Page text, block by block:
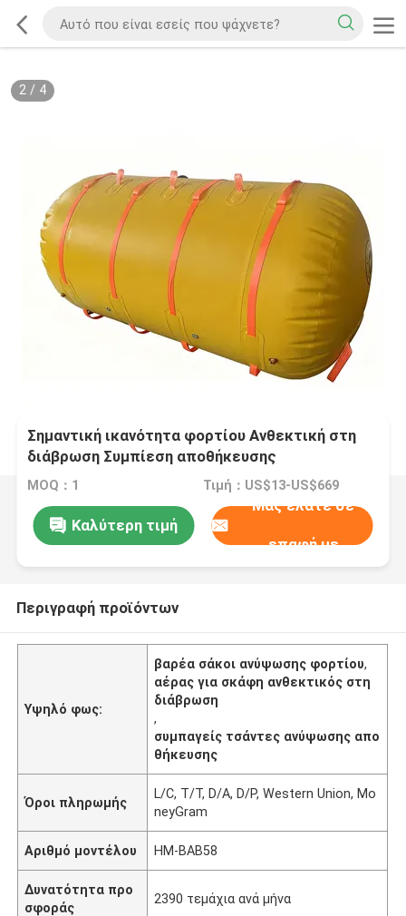
2/ 4
Σημαντική ικανότητα φορτίου Ανθεκτική στη
διάβρωση Συμπίεση αποθήκευσης
MOQ：1 Τιμή：US$13-US$669
Καλύτερη τιμή
Μας ελάτε σε
επαφή με
Περιγραφή προϊόντων
Υψηλό φως:
βαρέα σάκοι ανύψωσης φορτίου,
αέρας για σκάφη ανθεκτικός στη
διάβρωση
,
συμπαγείς τσάντες ανύψωσης απο
θήκευσης
Όροι πληρωμής
L/C, T/T, D/A, D/P, Western Union, Mo
neyGram
Αριθμό μοντέλου HM-BAB58
Δυνατότητα προ
σφοράς
2390 τεμάχια ανά μήνα